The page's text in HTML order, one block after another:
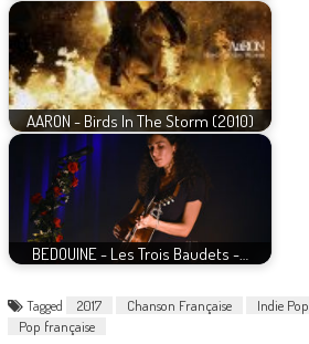
AARON - Birds In The Storm (2010)
BEDOUINE - Les Trois Baudets -…
Tagged 2017 Chanson Française Indie Pop
Pop française